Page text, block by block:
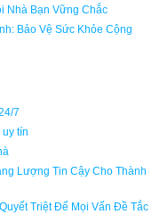
Nhà Bạn Vững Chắc
Bảo Vệ Sức Khỏe Cộng
7
tín
Lượng Tin Cậy Cho Thành
Triệt Để Mọi Vấn Đề Tắc